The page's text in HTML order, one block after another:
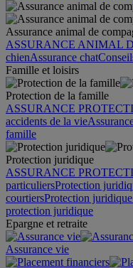
Assurance animal de
ASSURANCE ANIMAL
chienAssurance chat
Famille et loisirs
Protection de la famille
ASSURANCE
accidents de la vie
famille
Protection juridique
ASSURANCE
particuliersProtection
courtiersProtection
protection juridique
Epargne et retraite
Assurance vie